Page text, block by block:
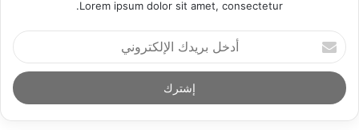
Lorem ipsum dolor sit amet, consectetur.
أ
د
خ
ل
ر